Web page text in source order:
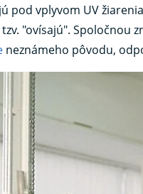
pod vplyvom UV
"ovísajú". Spoločnou
neznámeho pôvodu,